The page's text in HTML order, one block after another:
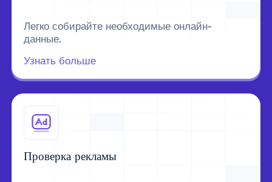
Легко собирайте необходимые онлайн-
данные.
Узнать больше
Проверка рекламы